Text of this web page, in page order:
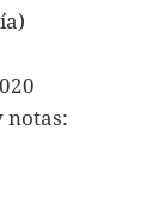
notas: